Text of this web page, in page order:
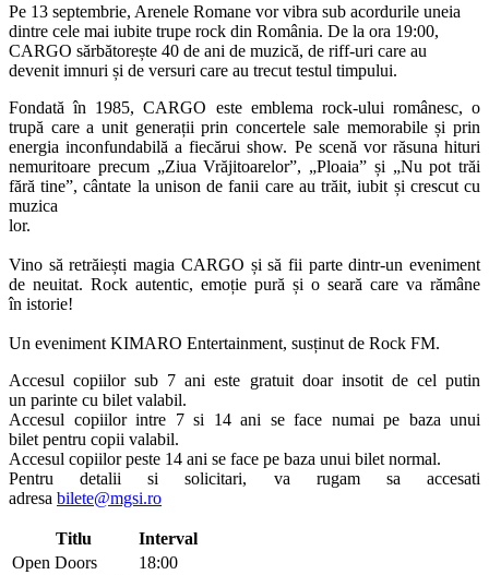
Pe 13 septembrie, Arenele Romane vor vibra sub acordurile uneia
dintre cele mai iubite trupe rock din România. De la ora 19:00,
CARGO sărbătorește 40 de ani de muzică, de riff-uri care au
devenit imnuri și de versuri care au trecut testul timpului.
Fondată în 1985, CARGO este emblema rock-ului românesc, o
trupă care a unit generații prin concertele sale memorabile și prin
energia inconfundabilă a fiecărui show. Pe scenă vor răsuna hituri
nemuritoare precum „Ziua Vrăjitoarelor”, „Ploaia” și „Nu pot trăi
fără tine”, cântate la unison de fanii care au trăit, iubit și crescut cu
muzica
lor.
Vino să retrăiești magia CARGO și să fii parte dintr-un eveniment
de neuitat. Rock autentic, emoție pură și o seară care va rămâne
în istorie!
Un eveniment KIMARO Entertainment, susținut de Rock FM.
Accesul copiilor sub 7 ani este gratuit doar insotit de cel putin
un parinte cu bilet valabil.
Accesul copiilor intre 7 si 14 ani se face numai pe baza unui
bilet pentru copii valabil.
Accesul copiilor peste 14 ani se face pe baza unui bilet normal.
Pentru detalii si solicitari, va rugam sa accesati
adresa bilete@mgsi.ro
Titlu
Interval
Open Doors
18:00